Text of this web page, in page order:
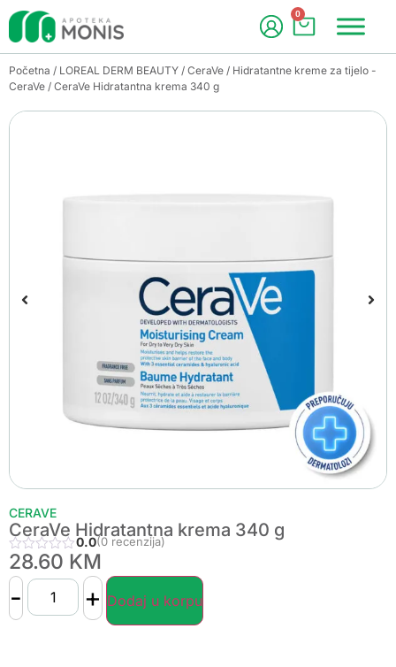
0
Početna / LOREAL DERM BEAUTY / CeraVe / Hidratantne kreme za tijelo -
CeraVe / CeraVe Hidratantna krema 340 g
CERAVE
CeraVe Hidratantna krema 340 g
0.0(0 recenzija)
28.60 KM
- + Dodaj u korpu